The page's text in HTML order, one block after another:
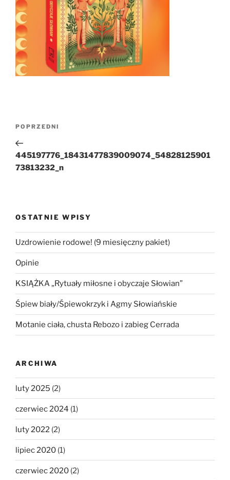
Nawigacja
Poprzedni
wpis
POPRZEDNI
445197776_18431477839009074_54828125901
73813232_n
OSTATNIE WPISY
Uzdrowienie rodowe! (9 miesięczny pakiet)
Opinie
KSIĄŻKA „Rytuały miłosne i obyczaje Słowian”
Śpiew biały/Śpiewokrzyk i Agmy Słowiańskie
Motanie ciała, chusta Rebozo i zabieg Cerrada
ARCHIWA
luty 2025 (2)
czerwiec 2024 (1)
luty 2022 (2)
lipiec 2020 (1)
czerwiec 2020 (2)